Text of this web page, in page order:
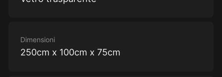
Dimensioni
250cm x 100cm x 75cm